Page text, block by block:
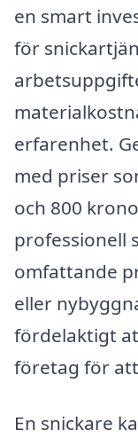
en smart
för
erfarenhet.
med priser
och 800
professionell
omfattande
eller
fördelaktigt
företag för
En snickare